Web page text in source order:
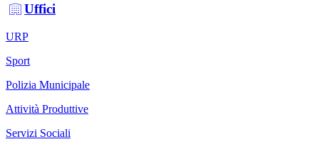
Uffici
URP
Sport
Polizia Municipale
Attività Produttive
Servizi Sociali